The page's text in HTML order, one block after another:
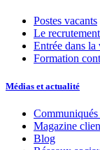
Postes vacants
Le
Entrée dans
Formation
Médias et actualité
Communiqués
Magazine
Blog